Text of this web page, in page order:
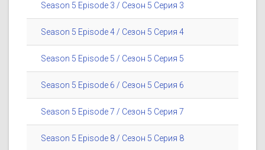
Season 5 Episode 3 / Сезон 5 Серия 3
Season 5 Episode 4 / Сезон 5 Серия 4
Season 5 Episode 5 / Сезон 5 Серия 5
Season 5 Episode 6 / Сезон 5 Серия 6
Season 5 Episode 7 / Сезон 5 Серия 7
Season 5 Episode 8 / Сезон 5 Серия 8